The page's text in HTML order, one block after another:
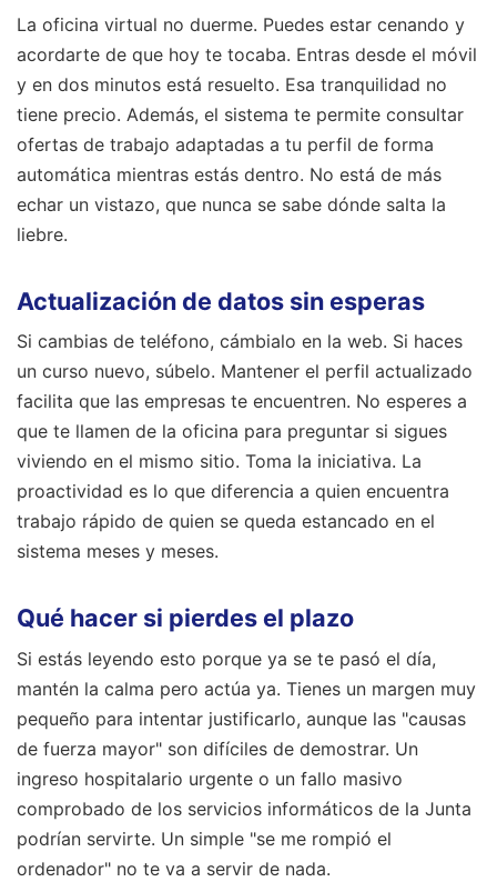
La oficina virtual no duerme. Puedes estar cenando y
acordarte de que hoy te tocaba. Entras desde el móvil
y en dos minutos está resuelto. Esa tranquilidad no
tiene precio. Además, el sistema te permite consultar
ofertas de trabajo adaptadas a tu perfil de forma
automática mientras estás dentro. No está de más
echar un vistazo, que nunca se sabe dónde salta la
liebre.
Actualización de datos sin esperas
Si cambias de teléfono, cámbialo en la web. Si haces
un curso nuevo, súbelo. Mantener el perfil actualizado
facilita que las empresas te encuentren. No esperes a
que te llamen de la oficina para preguntar si sigues
viviendo en el mismo sitio. Toma la iniciativa. La
proactividad es lo que diferencia a quien encuentra
trabajo rápido de quien se queda estancado en el
sistema meses y meses.
Qué hacer si pierdes el plazo
Si estás leyendo esto porque ya se te pasó el día,
mantén la calma pero actúa ya. Tienes un margen muy
pequeño para intentar justificarlo, aunque las "causas
de fuerza mayor" son difíciles de demostrar. Un
ingreso hospitalario urgente o un fallo masivo
comprobado de los servicios informáticos de la Junta
podrían servirte. Un simple "se me rompió el
ordenador" no te va a servir de nada.